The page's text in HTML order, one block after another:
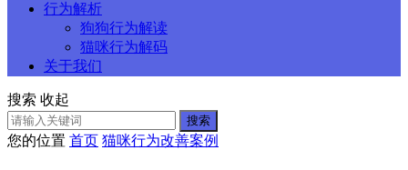
行为解析
狗狗行为解读
猫咪行为解码
关于我们
搜索 收起
搜索
您的位置 首页 猫咪行为改善案例